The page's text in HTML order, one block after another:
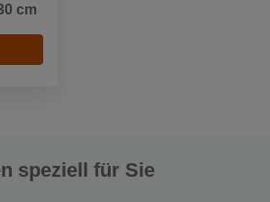
cm
speziell für Sie